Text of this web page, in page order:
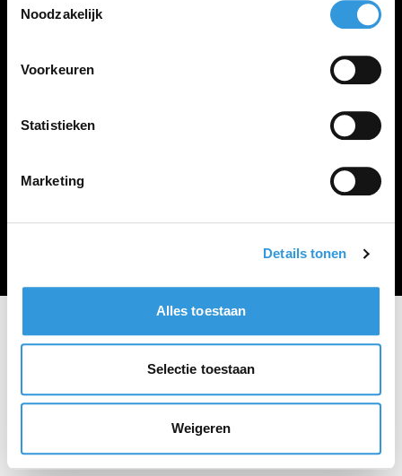
Noodzakelijk
Voorkeuren
Statistieken
Marketing
Details tonen
Alles toestaan
Selectie toestaan
Weigeren